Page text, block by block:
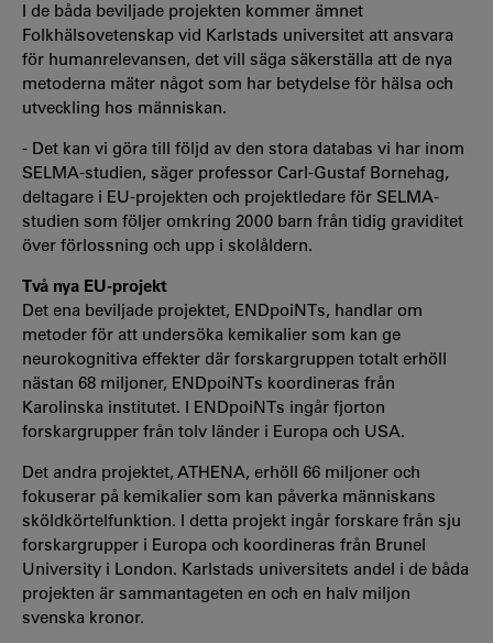
I de båda beviljade projekten kommer ämnet
Folkhälsovetenskap vid Karlstads universitet att ansvara
för humanrelevansen, det vill säga säkerställa att de nya
metoderna mäter något som har betydelse för hälsa och
utveckling hos människan.
- Det kan vi göra till följd av den stora databas vi har inom
SELMA-studien, säger professor Carl-Gustaf Bornehag,
deltagare i EU-projekten och projektledare för SELMA-
studien som följer omkring 2000 barn från tidig graviditet
över förlossning och upp i skolåldern.
Två nya EU-projekt
Det ena beviljade projektet, ENDpoiNTs, handlar om
metoder för att undersöka kemikalier som kan ge
neurokognitiva effekter där forskargruppen totalt erhöll
nästan 68 miljoner, ENDpoiNTs koordineras från
Karolinska institutet. I ENDpoiNTs ingår fjorton
forskargrupper från tolv länder i Europa och USA.
Det andra projektet, ATHENA, erhöll 66 miljoner och
fokuserar på kemikalier som kan påverka människans
sköldkörtelfunktion. I detta projekt ingår forskare från sju
forskargrupper i Europa och koordineras från Brunel
University i London. Karlstads universitets andel i de båda
projekten är sammantageten en och en halv miljon
svenska kronor.